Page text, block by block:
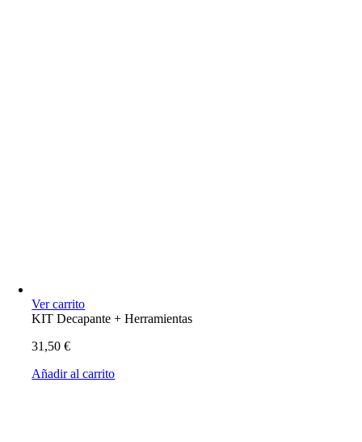
Ver carrito
KIT Decapante + Herramientas
31,50€
Añadir al carrito